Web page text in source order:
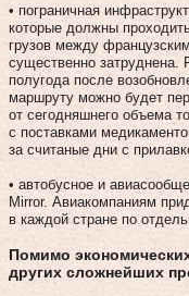
• пограничная
которые должны
грузов между
существенно затруднена.
полугода после
маршруту можно будет
от сегодняшнего объема
с поставками
за считаные дни с
• автобусное и
Mirror. Авиакомпаниям
в каждой стране по
Помимо
других сложнейших